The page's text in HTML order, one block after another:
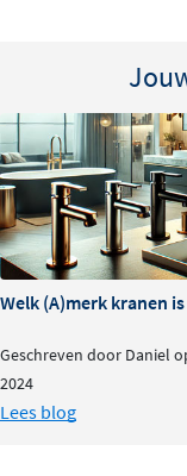
Welk (A)merk kranen
Geschreven door Daniel
2024
Lees blog